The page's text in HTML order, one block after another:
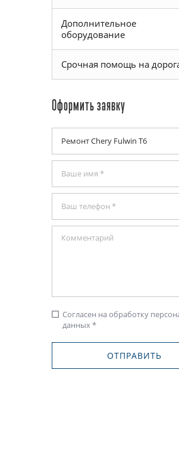
Дополнительное
оборудование
Срочная помощь на
Оформить заявку
check_box_outline_blank Согласен на обработку
данных *